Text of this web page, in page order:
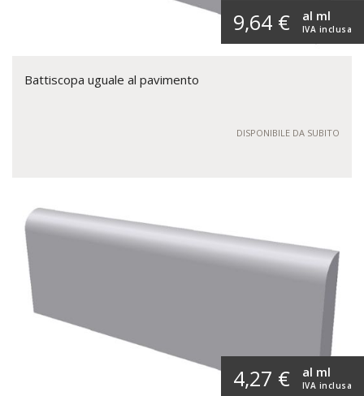
9,64 € IVA inclusa
al ml
Battiscopa uguale al pavimento
DISPONIBILE DA SUBITO
4,27 € IVA inclusa
al ml